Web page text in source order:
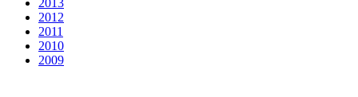
2013
2012
2011
2010
2009